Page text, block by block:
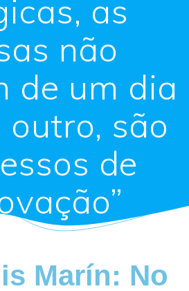
as
não
de um dia
são
de
Marín: No